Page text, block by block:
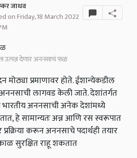
जाधव
on Friday, 18 March 2022
उत्पन्न देणारं अननसाचं फळ
मोठ्या प्रमाणावर होते. ईशान्येकडील
अननसाची लागवड केली जाते. देशांतर्गत
भारतीय अननसाची अनेक देशांमध्ये
हे सामान्यतः अन्न आणि रस स्वरूपात
करून अननसाचे पदार्थही तयार
सुरक्षित राहू शकतात